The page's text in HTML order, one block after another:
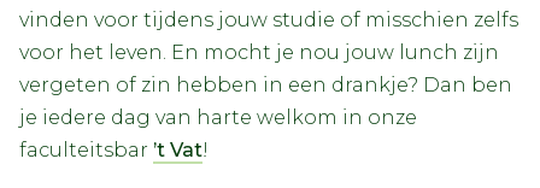
vinden voor tijdens jouw studie of misschien zelfs
voor het leven. En mocht je nou jouw lunch zijn
vergeten of zin hebben in een drankje? Dan ben
je iedere dag van harte welkom in onze
faculteitsbar ’t Vat!